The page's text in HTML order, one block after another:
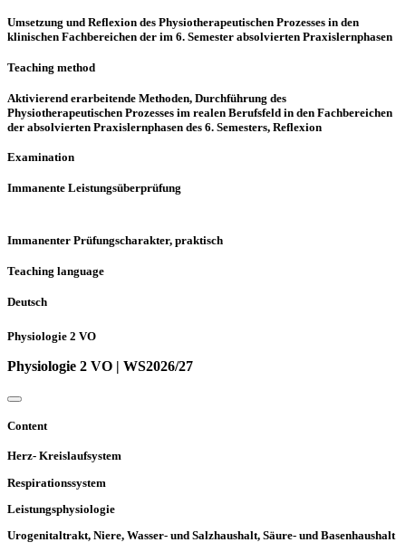
Umsetzung und Reflexion des Physiotherapeutischen Prozesses in den
klinischen Fachbereichen der im 6. Semester absolvierten Praxislernphasen
Teaching method
Aktivierend erarbeitende Methoden, Durchführung des
Physiotherapeutischen Prozesses im realen Berufsfeld in den Fachbereichen
der absolvierten Praxislernphasen des 6. Semesters, Reflexion
Examination
Immanente Leistungsüberprüfung
Immanenter Prüfungscharakter, praktisch
Teaching language
Deutsch
Physiologie 2 VO
Physiologie 2 VO | WS2026/27
Content
Herz- Kreislaufsystem
Respirationssystem
Leistungsphysiologie
Urogenitaltrakt, Niere, Wasser- und Salzhaushalt, Säure- und Basenhaushalt